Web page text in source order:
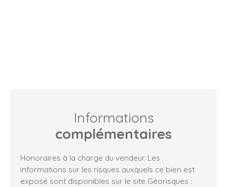
Informations
complémentaires
Honoraires à la charge du vendeur. Les
informations sur les risques auxquels ce bien est
exposé sont disponibles sur le site Géorisques :